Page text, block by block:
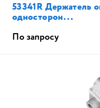
53341R Держатель
односторон...
По запросу